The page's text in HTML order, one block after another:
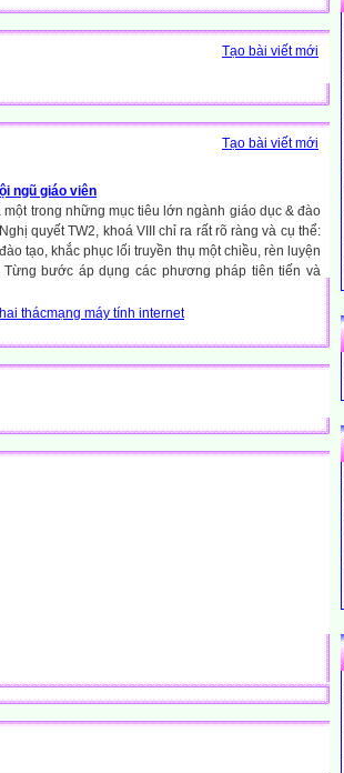
Tạo bài viết mới
Tạo bài viết mới
ngũ giáo viên
trong những mục tiêu lớn ngành giáo dục & đào
quyết TW2, khoá VIII chỉ ra rất rõ ràng và cụ thể:
tạo, khắc phục lối truyền thụ một chiều, rèn luyện
bước áp dụng các phương pháp tiên tiến và
thácmạng máy tính internet